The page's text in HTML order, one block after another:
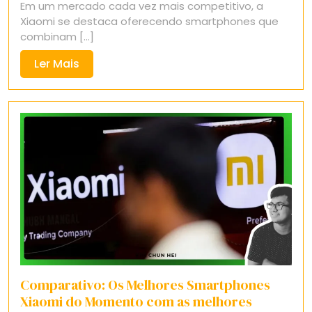
2025
Em um mercado cada vez mais competitivo, a
Xiaomi se destaca oferecendo smartphones que
combinam [...]
Ler Mais
Mais
Comparativo: Os Melhores Smartphones
Xiaomi do Momento com as melhores